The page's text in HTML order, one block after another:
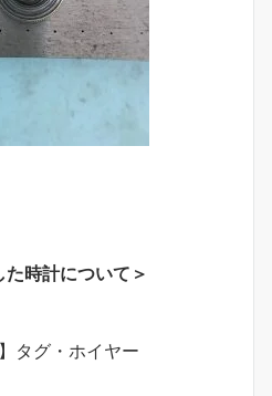
た時計について＞
タグ・ホイヤー